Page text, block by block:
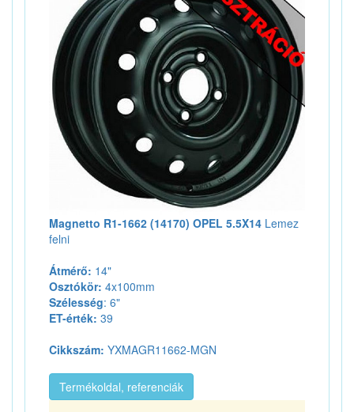
Magnetto R1-1662 (14170) OPEL 5.5X14 Lemez
felni
Átmérő: 14"
Osztókör: 4x100mm
Szélesség: 6"
ET-érték: 39
Cikkszám: YXMAGR11662-MGN
Termékoldal, referenciák